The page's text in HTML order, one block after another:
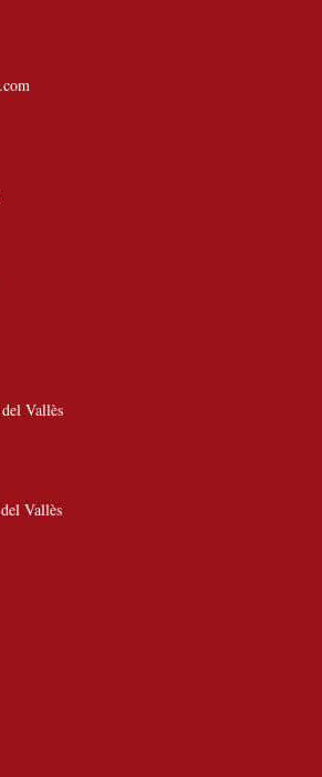
Vallès
Vallès